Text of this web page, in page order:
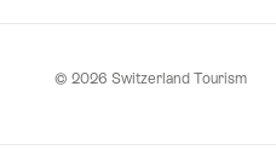
© 2026 Switzerland Tourism